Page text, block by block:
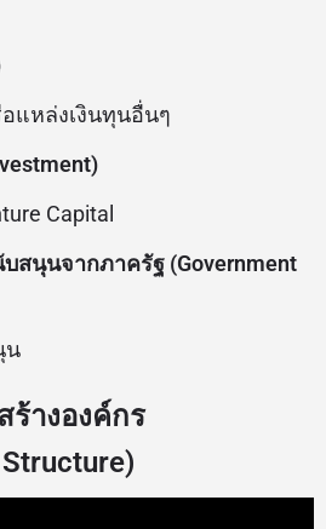
แหล่งเงินทุนอื่นๆ
Capital
สนุนจากภาครัฐ (Government
น
ร้างองค์กร